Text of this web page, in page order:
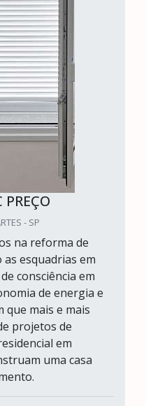
PREÇO
- SP
na reforma de
esquadrias em
consciência em
de energia e
que mais e mais
projetos de
em
uma casa